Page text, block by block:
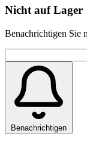
Nicht auf Lager
Benachrichtigen Sie
Benachrichtigen